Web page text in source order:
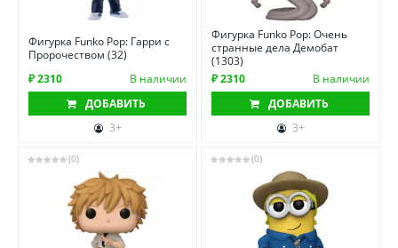
Фигурка Funko Pop: Гарри с
Пророчеством (32)
₽ 2310
В наличии
ДОБАВИТЬ
3+
Фигурка Funko Pop: Очень
странные дела Демобат
(1303)
₽ 2310
В наличии
ДОБАВИТЬ
3+
(0) (0)